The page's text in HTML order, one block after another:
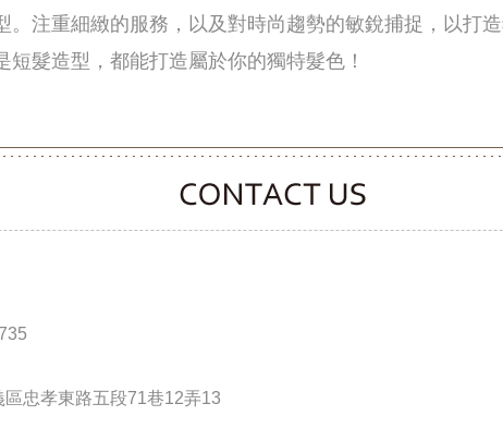
。注重細緻的服務，以及對時尚趨勢的敏銳捕捉，以打
髮造型，都能打造屬於你的獨特髮色！
CONTACT CLOOVER
區忠孝東路五段71巷12弄13